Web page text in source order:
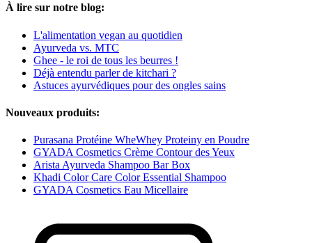
À lire sur notre blog:
L'alimentation vegan au quotidien
Ayurveda vs. MTC
Ghee - le roi de tous les beurres !
Déjà entendu parler de kitchari ?
Astuces ayurvédiques pour des ongles sains
Nouveaux produits:
Purasana Protéine WheWhey Proteiny en Poudre
GYADA Cosmetics Crème Contour des Yeux
Arista Ayurveda Shampoo Bar Box
Khadi Color Care Color Essential Shampoo
GYADA Cosmetics Eau Micellaire